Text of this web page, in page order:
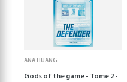
ANA HUANG
Gods of the game - Tome 2 -